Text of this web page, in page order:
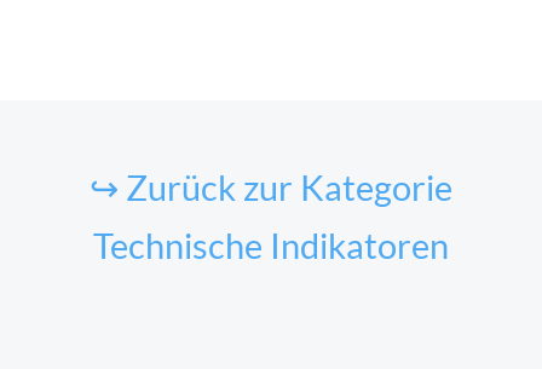
↪ Zurück zur Kategorie
Technische Indikatoren